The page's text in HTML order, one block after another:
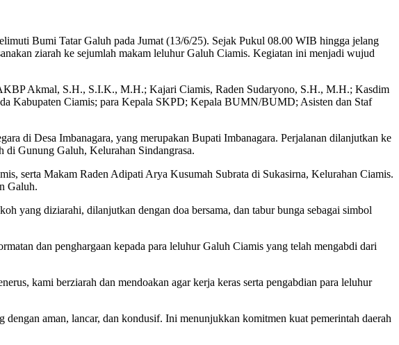
Bumi Tatar Galuh pada Jumat (13/6/25). Sejak Pukul 08.00 WIB hingga jelang
ziarah ke sejumlah makam leluhur Galuh Ciamis. Kegiatan ini menjadi wujud
Akmal, S.H., S.I.K., M.H.; Kajari Ciamis, Raden Sudaryono, S.H., M.H.; Kasdim
Kabupaten Ciamis; para Kepala SKPD; Kepala BUMN/BUMD; Asisten dan Staf
di Desa Imbanagara, yang merupakan Bupati Imbanagara. Perjalanan dilanjutkan ke
Gunung Galuh, Kelurahan Sindangrasa.
serta Makam Raden Adipati Arya Kusumah Subrata di Sukasirna, Kelurahan Ciamis.
Galuh.
yang diziarahi, dilanjutkan dengan doa bersama, dan tabur bunga sebagai simbol
dan penghargaan kepada para leluhur Galuh Ciamis yang telah mengabdi dari
kami berziarah dan mendoakan agar kerja keras serta pengabdian para leluhur
aman, lancar, dan kondusif. Ini menunjukkan komitmen kuat pemerintah daerah